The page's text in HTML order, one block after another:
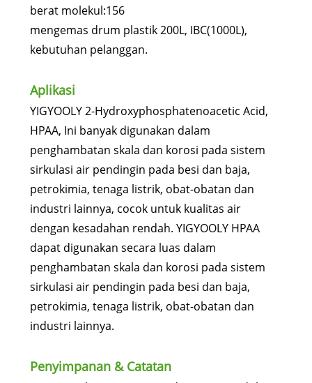
berat molekul:156
mengemas drum plastik 200L, IBC(1000L),
kebutuhan pelanggan.
Aplikasi
YIGYOOLY 2-Hydroxyphosphatenoacetic Acid,
HPAA, Ini banyak digunakan dalam
penghambatan skala dan korosi pada sistem
sirkulasi air pendingin pada besi dan baja,
petrokimia, tenaga listrik, obat-obatan dan
industri lainnya, cocok untuk kualitas air
dengan kesadahan rendah. YIGYOOLY HPAA
dapat digunakan secara luas dalam
penghambatan skala dan korosi pada sistem
sirkulasi air pendingin pada besi dan baja,
petrokimia, tenaga listrik, obat-obatan dan
industri lainnya.
Penyimpanan & Catatan